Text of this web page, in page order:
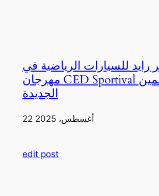
رايد للسيارات الرياضية في
مهرجان CED Sportival بالعلمين
الجديدة
22 أغسطس، 2025
edit post